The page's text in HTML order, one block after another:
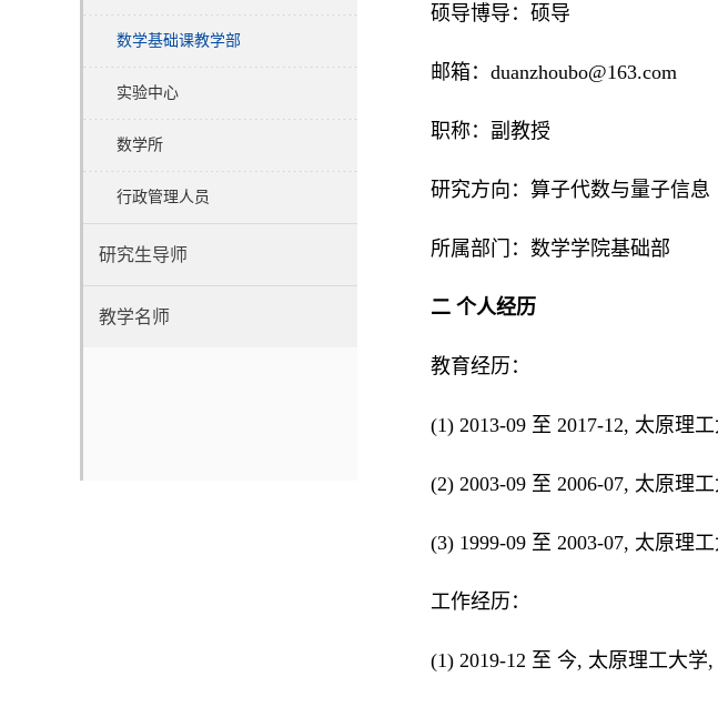
数学基础课教学部
实验中心
数学所
行政管理人员
研究生导师
教学名师
硕导博导：硕导
邮箱：duanzhoubo@163.com
职称：副教授
研究方向：算子代数与量子信息
所属部门：数学学院基础部
二 个人经历
教育经历：
(1) 2013-09 至 2017-12, 太原理
(2) 2003-09 至 2006-07, 太原理
(3) 1999-09 至 2003-07, 太原理
工作经历：
(1) 2019-12 至 今, 太原理工大